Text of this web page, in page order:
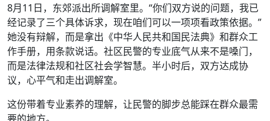
8月11日，东郊派出所调解室里。“你们双方说的问题，我已
经记录了三个具体诉求，现在咱们可以一项项看政策依据。”
她没有辩解，而是拿出《中华人民共和国民法典》和群众工
作手册，用条款说话。社区民警的专业底气从来不是嗓门，
而是法律法规和社区社会学智慧。半小时后，双方达成协
议，心平气和走出调解室。
这份带着专业素养的理解，让民警的脚步总能踩在群众最需